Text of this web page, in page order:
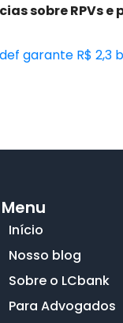
sobre RPVs e
garante R$ 2,3
Menu
Início
Nosso blog
Sobre o LCbank
Para Advogados